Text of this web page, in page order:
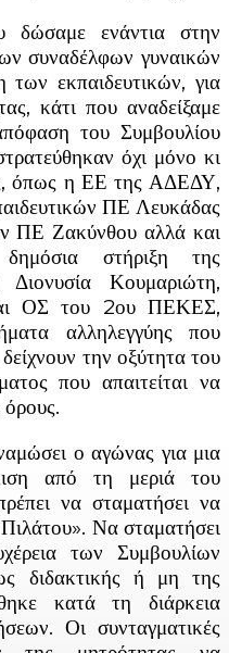
ενάντια στην
συναδέλφων γυναικών
εκπαιδευτικών, για
κάτι που αναδείξαμε
του Συμβουλίου
όχι μόνο κι
όπως η ΕΕ της ΑΔΕΔΥ,
ΠΕ Λευκάδας
ΠΕ Ζακύνθου αλλά και
στήριξη της
Κουμαριώτη,
ΟΣ του 2ου ΠΕΚΕΣ,
αλληλεγγύης που
την οξύτητα του
που απαιτείται να
όρους.
ο αγώνας για μια
από τη μεριά του
να σταματήσει να
Να σταματήσει
των Συμβουλίων
διδακτικής ή μη της
κατά τη διάρκεια
Οι συνταγματικές